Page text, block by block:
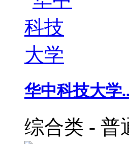
华中科技大学
综合类 - 普